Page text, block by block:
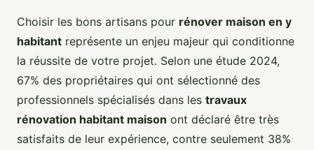
Choisir les bons artisans pour rénover maison en y
habitant représente un enjeu majeur qui conditionne
la réussite de votre projet. Selon une étude 2024,
67% des propriétaires qui ont sélectionné des
professionnels spécialisés dans les travaux
rénovation habitant maison ont déclaré être très
satisfaits de leur expérience, contre seulement 38%